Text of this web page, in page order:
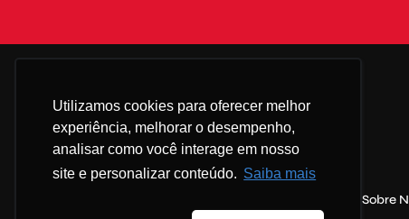
Utilizamos cookies para oferecer melhor
experiência, melhorar o desempenho,
analisar como você interage em nosso
site e personalizar conteúdo. Saiba mais
Sobre